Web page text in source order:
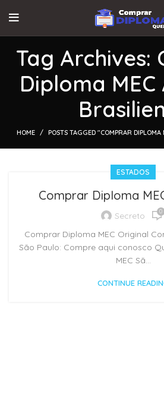
Tag Archives:
Diploma
HOME POSTS TAGGED "COMPRAR DIPLOMA
ESTADOS
Comprar Diploma
Secreto 0
Comprar Diploma MEC Original
São Paulo: Compre aqui conosco
MEC Sã...
CONTINUE